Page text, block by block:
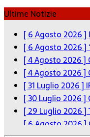
Ultime Notizie
[ 6 Agosto 2026 ]
[ 6 Agosto 2026 ]
[ 4 Agosto 2026 ]
[ 4 Agosto 2026 ]
[ 31 Luglio 2026 ]
[ 30 Luglio 2026 ]
[ 29 Luglio 2026 ]
[ 6 Agosto 2026 ]